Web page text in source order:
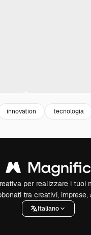
innovation tecnologia
per realizzare i tuoi
tra creativi,
Italiano